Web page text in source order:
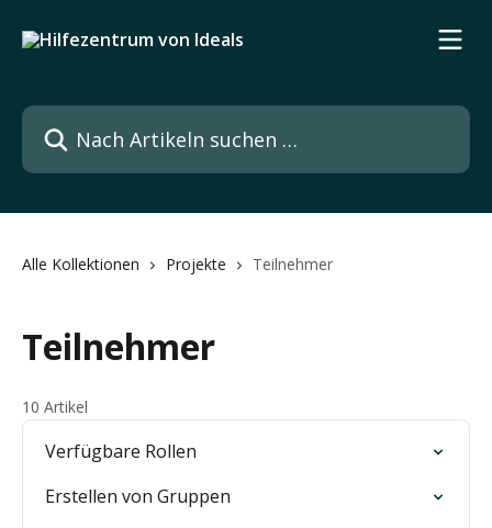
Nach Artikeln suchen …
Alle Kollektionen Projekte Teilnehmer
Teilnehmer
10 Artikel
Verfügbare Rollen
Erstellen von Gruppen